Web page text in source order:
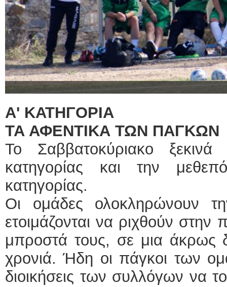
Α' ΚΑΤΗΓΟΡΙΑ
ΤΑ ΑΦΕΝΤΙΚΑ ΤΩΝ ΠΑΓΚΩΝ
Το Σαββατοκύριακο
κατηγορίας και την
κατηγορίας.
Οι ομάδες ολοκληρώνουν
ετοιμάζονται να ριχθούν
μπροστά τους, σε μια άκρως
χρονιά. Ήδη οι πάγκοι των
διοικήσεις των συλλόγων να